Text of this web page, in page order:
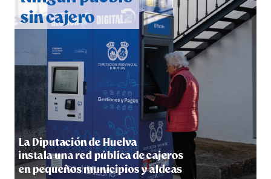
hace 7 días·Huelvatv
4º DÍA DE LAS FIESTAS COLOMBINAS 2026
hace 7 días· Huelvatv